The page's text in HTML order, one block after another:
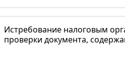
Истребование налоговым
проверки документа,